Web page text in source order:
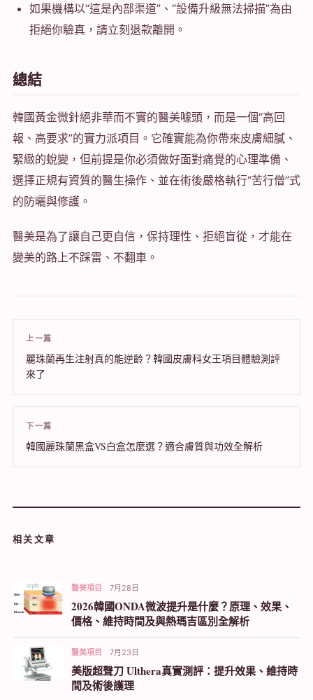
如果機構以“這是內部渠道”、“設備升級無法掃描”為由
拒絕你驗真，請立刻退款離開。
總結
韓國黃金微針絕非華而不實的醫美噱頭，而是一個“高回
報、高要求”的實力派項目。它確實能為你帶來皮膚細膩、
緊緻的蛻變，但前提是你必須做好面對痛覺的心理準備、
選擇正規有資質的醫生操作、並在術後嚴格執行“苦行僧”式
的防曬與修護。
醫美是為了讓自己更自信，保持理性、拒絕盲從，才能在
變美的路上不踩雷、不翻車。
上一篇
麗珠蘭再生注射真的能逆齡？韓國皮膚科女王項目體驗測評
來了
下一篇
韓國麗珠蘭黑盒VS白盒怎麼選？適合膚質與功效全解析
相关文章
醫美項目 7月28日
2026韓國ONDA微波提升是什麼？原理、效果、
價格、維持時間及與熱瑪吉區別全解析
醫美項目 7月23日
美版超聲刀 Ulthera真實測評：提升效果、維持時
間及術後護理